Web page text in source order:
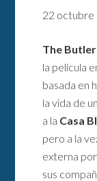
22 octubre
The Butler
la película
basada en
la vida de
a la Casa
pero a la
externa
sus